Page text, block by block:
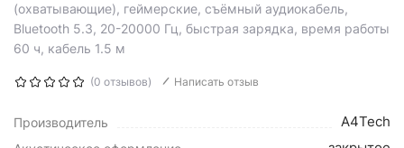
(охватывающие), геймерские, съёмный аудиокабель,
Bluetooth 5.3, 20-20000 Гц, быстрая зарядка, время работы
60 ч, кабель 1.5 м
(0 отзывов) Написать отзыв
Производитель A4Tech